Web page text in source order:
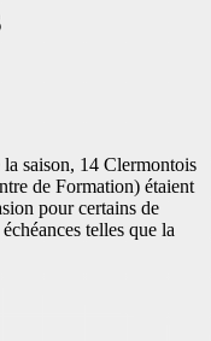
saison, 14 Clermontois
de Formation) étaient
pour certains de
telles que la